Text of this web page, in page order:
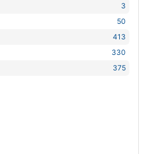
3
50
413
330
375